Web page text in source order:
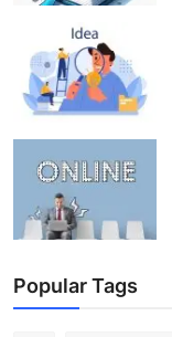
Popular Tags